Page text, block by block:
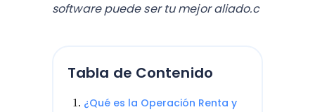
software puede ser tu mejor aliado.c
Tabla de Contenido
¿Qué es la Operación Renta y